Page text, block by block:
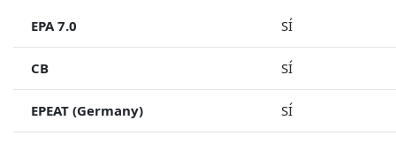
EPA 7.0 SÍ
CB SÍ
EPEAT (Germany) SÍ